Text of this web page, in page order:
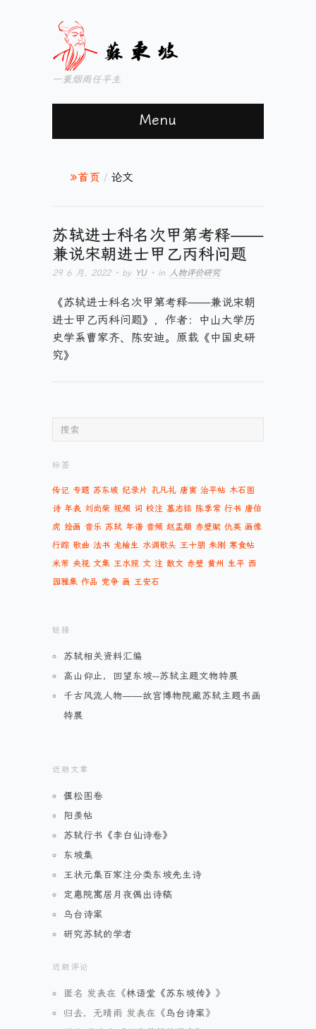
一蓑烟雨任平生
Menu
首页 / 论文
苏轼进士科名次甲第考释——
兼说宋朝进士甲乙丙科问题
29 6 月, 2022· by YU· in 人物评价研究
《苏轼进士科名次甲第考释——兼说宋朝
进士甲乙丙科问题》，作者：中山大学历
史学系曹家齐、陈安迪。原载《中国史研
究》
标签
传记 专题 苏东坡 纪录片 孔凡礼 唐寅 治平帖 木石图
诗 年表 刘尚荣 视频 词 校注 墓志铭 陈季常 行书 唐伯
虎 绘画 音乐 苏轼 年谱 音频 赵孟頫 赤壁赋 仇英 画像
行踪 歌曲 法书 龙榆生 水调歌头 王十朋 朱刚 寒食帖
米芾 央视 文集 王水照 文 注 散文 赤壁 黄州 生平 西
园雅集 作品 党争 画 王安石
链接
苏轼相关资料汇编
高山仰止，回望东坡--苏轼主题文物特展
千古风流人物——故宫博物院藏苏轼主题书画
特展
近期文章
偃松图卷
阳羡帖
苏轼行书《李白仙诗卷》
东坡集
王状元集百家注分类东坡先生诗
定惠院寓居月夜偶出诗稿
乌台诗案
研究苏轼的学者
近期评论
匿名 发表在《林语堂《苏东坡传》 》
归去，无晴雨 发表在《乌台诗案》